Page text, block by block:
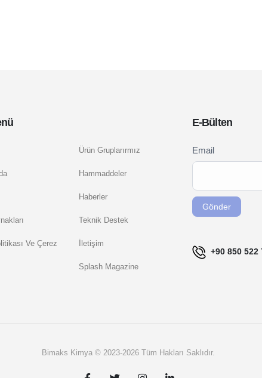
Ve Çerez
Ürün Gruplarırmız
Hammaddeler
Haberler
Teknik Destek
İletişim
Splash Magazine
E-Bülten
Newsletter
Signup
Email
Gönder
If you
are
leave
this
blank.
+90 850 522
Bimaks Kimya © 2023-2026 Tüm Hakları Saklıdır.